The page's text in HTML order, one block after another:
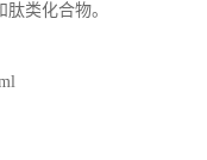
类化合物。